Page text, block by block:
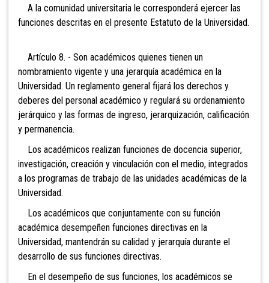
A la comunidad universitaria le corresponderá ejercer las
funciones descritas en el presente Estatuto de la Universidad.
Artículo 8. - Son académicos quienes tienen un
nombramiento vigente y una jerarquía académica en la
Universidad. Un reglamento general fijará los derechos y
deberes del personal académico y regulará su ordenamiento
jerárquico y las formas de ingreso, jerarquización, calificación
y permanencia.
Los académicos realizan funciones de docencia superior,
investigación, creación y vinculación con el medio, integrados
a los programas de trabajo de las unidades académicas de la
Universidad.
Los académicos que conjuntamente con su función
académica desempeñen funciones directivas en la
Universidad, mantendrán su calidad y jerarquía durante el
desarrollo de sus funciones directivas.
En el desempeño de sus funciones, los académicos se